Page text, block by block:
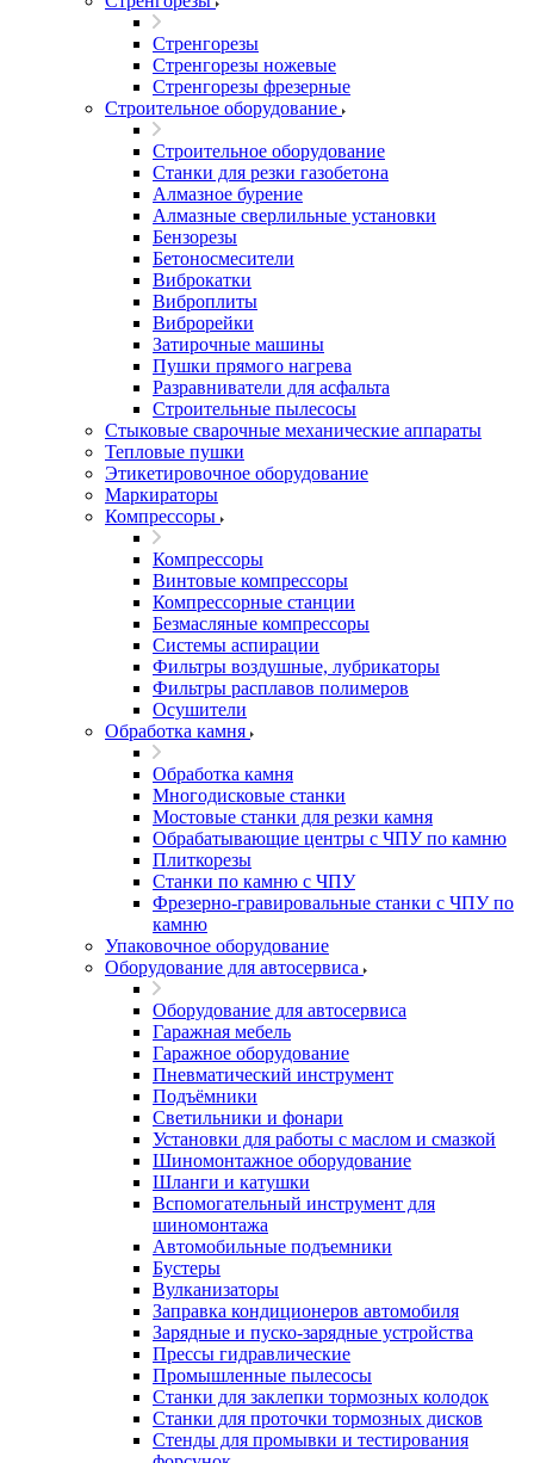
Стренгорезы
Стренгорезы ножевые
Стренгорезы фрезерные
Строительное оборудование
Строительное оборудование
Станки для резки газобетона
Алмазное бурение
Алмазные сверлильные установки
Бензорезы
Бетоносмесители
Виброкатки
Виброплиты
Виброрейки
Затирочные машины
Пушки прямого нагрева
Разравниватели для асфальта
Строительные пылесосы
Стыковые сварочные механические аппараты
Тепловые пушки
Этикетировочное оборудование
Маркираторы
Компрессоры
Компрессоры
Винтовые компрессоры
Компрессорные станции
Безмасляные компрессоры
Системы аспирации
Фильтры воздушные, лубрикаторы
Фильтры расплавов полимеров
Осушители
Обработка камня
Обработка камня
Многодисковые станки
Мостовые станки для резки камня
Обрабатывающие центры с ЧПУ по камню
Плиткорезы
Станки по камню с ЧПУ
Фрезерно-гравировальные станки с ЧПУ по
камню
Упаковочное оборудование
Оборудование для автосервиса
Оборудование для автосервиса
Гаражная мебель
Гаражное оборудование
Пневматический инструмент
Подъёмники
Светильники и фонари
Установки для работы с маслом и смазкой
Шиномонтажное оборудование
Шланги и катушки
Вспомогательный инструмент для
шиномонтажа
Автомобильные подъемники
Бустеры
Вулканизаторы
Заправка кондиционеров автомобиля
Зарядные и пуско-зарядные устройства
Прессы гидравлические
Промышленные пылесосы
Станки для заклепки тормозных колодок
Станки для проточки тормозных дисков
Стенды для промывки и тестирования